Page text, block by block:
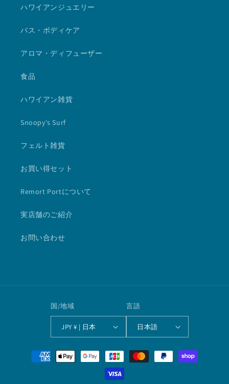
ハワイアンジュエリー
バス・ボディケア
アロマ・ディフューザー
食品
ハワイアン雑貨
Snoopy's Surf
フェルト雑貨
お買い得セット
Remort Portについて
実店舗のご紹介
お問い合わせ
国/地域
JPY ¥ | 日本
言語
日本語